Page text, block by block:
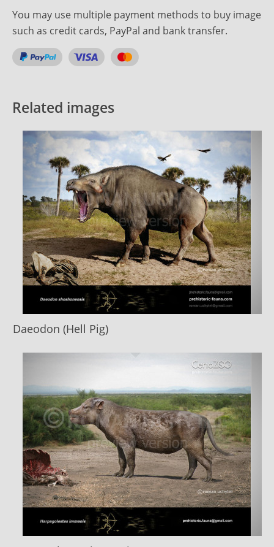
You may use multiple payment methods to buy image
such as credit cards, PayPal and bank transfer.
Related images
Daeodon (Hell Pig)